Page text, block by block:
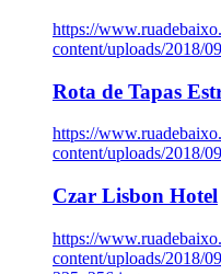
https://
content/uploads/2018/
Rota de Tapas
https://
content/uploads/2018/
Czar Lisbon Hotel
https://
content/uploads/2018/